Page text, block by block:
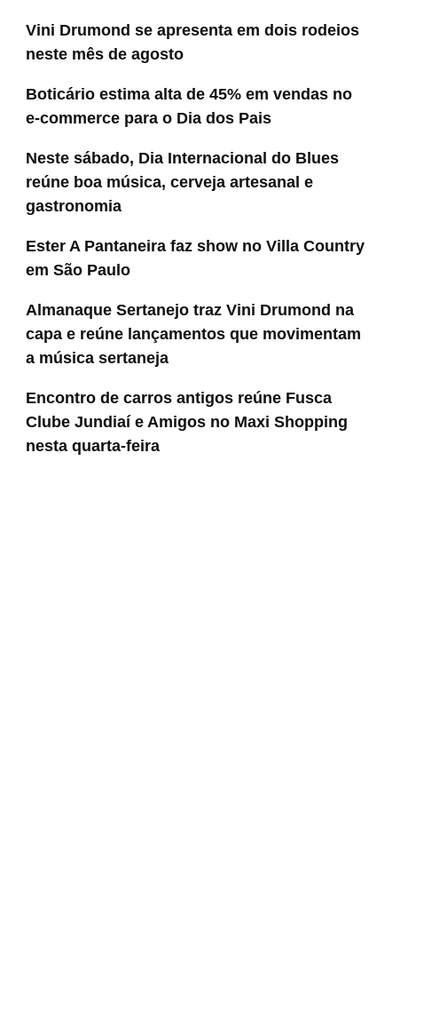
Vini Drumond se apresenta em dois rodeios
neste mês de agosto
Boticário estima alta de 45% em vendas no
e-commerce para o Dia dos Pais
Neste sábado, Dia Internacional do Blues
reúne boa música, cerveja artesanal e
gastronomia
Ester A Pantaneira faz show no Villa Country
em São Paulo
Almanaque Sertanejo traz Vini Drumond na
capa e reúne lançamentos que movimentam
a música sertaneja
Encontro de carros antigos reúne Fusca
Clube Jundiaí e Amigos no Maxi Shopping
nesta quarta-feira